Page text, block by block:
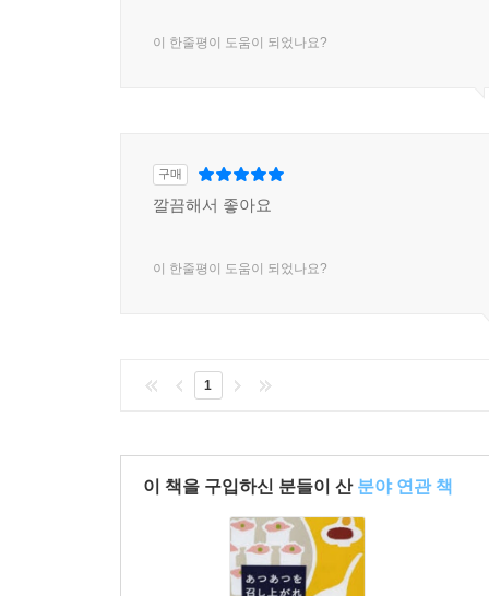
이 한줄평이 도움이 되었나요?
구매
깔끔해서 좋아요
이 한줄평이 도움이 되었나요?
1
이 책을 구입하신 분들이 산 분야 연관 책